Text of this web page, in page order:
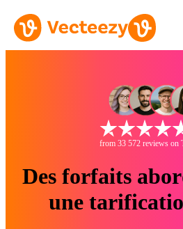
from 33 572 reviews on
Des forfaits
une